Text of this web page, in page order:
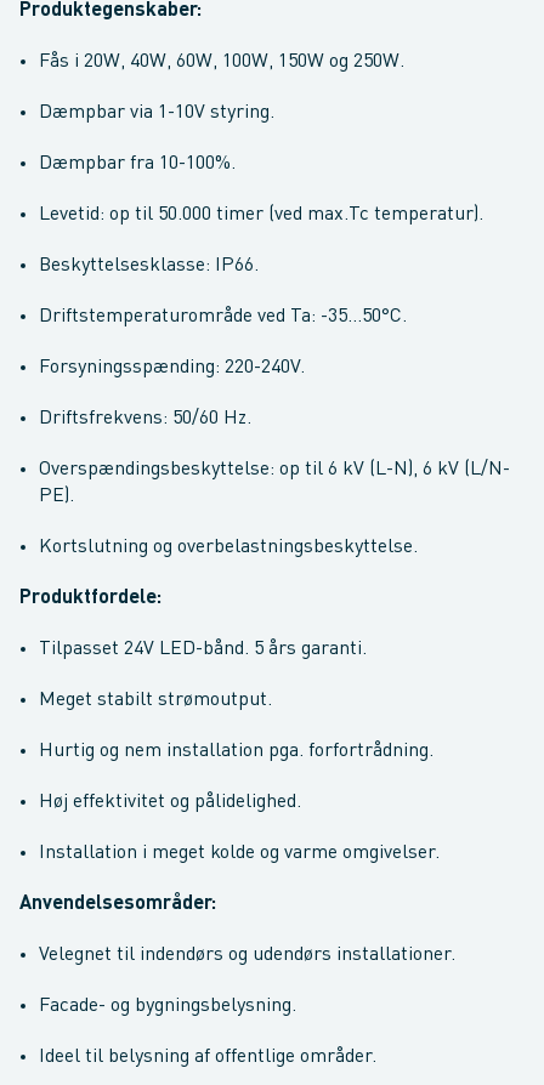
Produktegenskaber:
Fås i 20W, 40W, 60W, 100W, 150W og 250W.
Dæmpbar via 1-10V styring.
Dæmpbar fra 10-100%.
Levetid: op til 50.000 timer (ved max.Tc temperatur).
Beskyttelsesklasse: IP66.
Driftstemperaturområde ved Ta: -35...50°C.
Forsyningsspænding: 220-240V.
Driftsfrekvens: 50/60 Hz.
Overspændingsbeskyttelse: op til 6 kV (L-N), 6 kV (L/N-
PE).
Kortslutning og overbelastningsbeskyttelse.
Produktfordele:
Tilpasset 24V LED-bånd. 5 års garanti.
Meget stabilt strømoutput.
Hurtig og nem installation pga. forfortrådning.
Høj effektivitet og pålidelighed.
Installation i meget kolde og varme omgivelser.
Anvendelsesområder:
Velegnet til indendørs og udendørs installationer.
Facade- og bygningsbelysning.
Ideel til belysning af offentlige områder.